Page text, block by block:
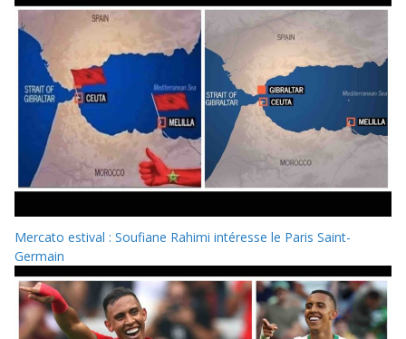
Mercato estival : Soufiane Rahimi intéresse le Paris Saint-
Germain